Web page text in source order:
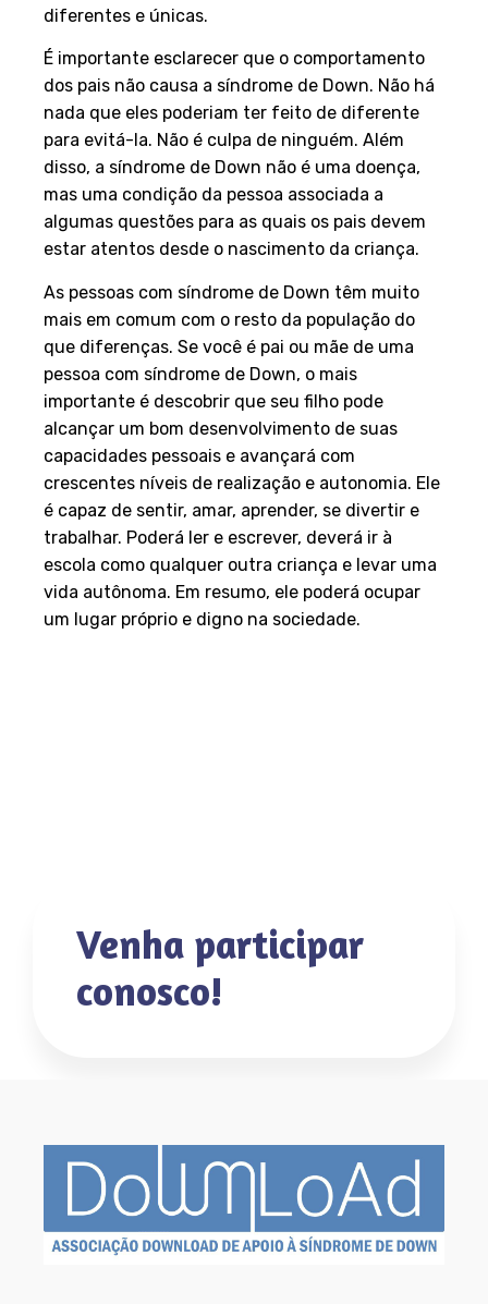
diferentes e únicas.
É importante esclarecer que o comportamento
dos pais não causa a síndrome de Down. Não há
nada que eles poderiam ter feito de diferente
para evitá-la. Não é culpa de ninguém. Além
disso, a síndrome de Down não é uma doença,
mas uma condição da pessoa associada a
algumas questões para as quais os pais devem
estar atentos desde o nascimento da criança.
As pessoas com síndrome de Down têm muito
mais em comum com o resto da população do
que diferenças. Se você é pai ou mãe de uma
pessoa com síndrome de Down, o mais
importante é descobrir que seu filho pode
alcançar um bom desenvolvimento de suas
capacidades pessoais e avançará com
crescentes níveis de realização e autonomia. Ele
é capaz de sentir, amar, aprender, se divertir e
trabalhar. Poderá ler e escrever, deverá ir à
escola como qualquer outra criança e levar uma
vida autônoma. Em resumo, ele poderá ocupar
um lugar próprio e digno na sociedade.
Venha participar
conosco!